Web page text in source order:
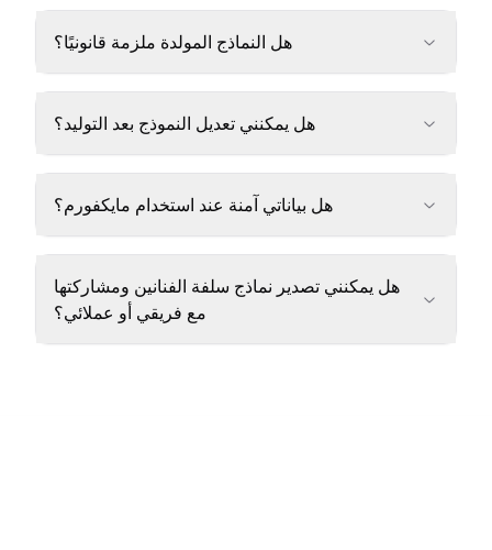
هل النماذج المولدة ملزمة قانونيًا؟
هل يمكنني تعديل النموذج بعد التوليد؟
هل بياناتي آمنة عند استخدام مايكفورم؟
هل يمكنني تصدير نماذج سلفة الفنانين ومشاركتها
مع فريقي أو عملائي؟